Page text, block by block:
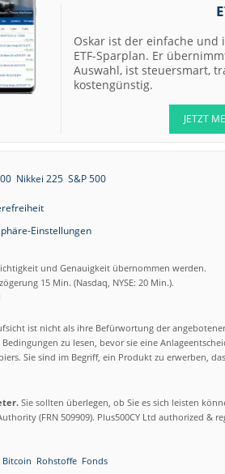
Oskar ist der einfache und
ETF-Sparplan. Er
Auswahl, ist steuersmart,
kostengünstig.
JETZT
Nikkei 225 S&P 500
Einstellungen
und Genauigkeit übernommen werden.
15 Min. (Nasdaq, NYSE: 20 Min.).
ist nicht als ihre Befürwortung der
zu lesen, bevor sie eine
Sie sind im Begriff, ein Produkt zu erwerben,
Sie sollten überlegen, ob Sie es sich leisten
(FRN 509909). Plus500CY Ltd authorized &
Bitcoin Rohstoffe Fonds